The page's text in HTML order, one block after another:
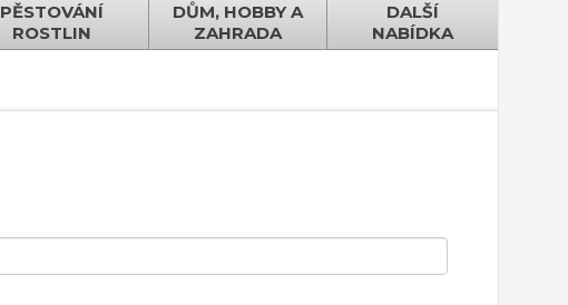
PĚSTOVÁNÍ
ROSTLIN
DŮM, HOBBY A
ZAHRADA
DALŠÍ
NABÍDKA